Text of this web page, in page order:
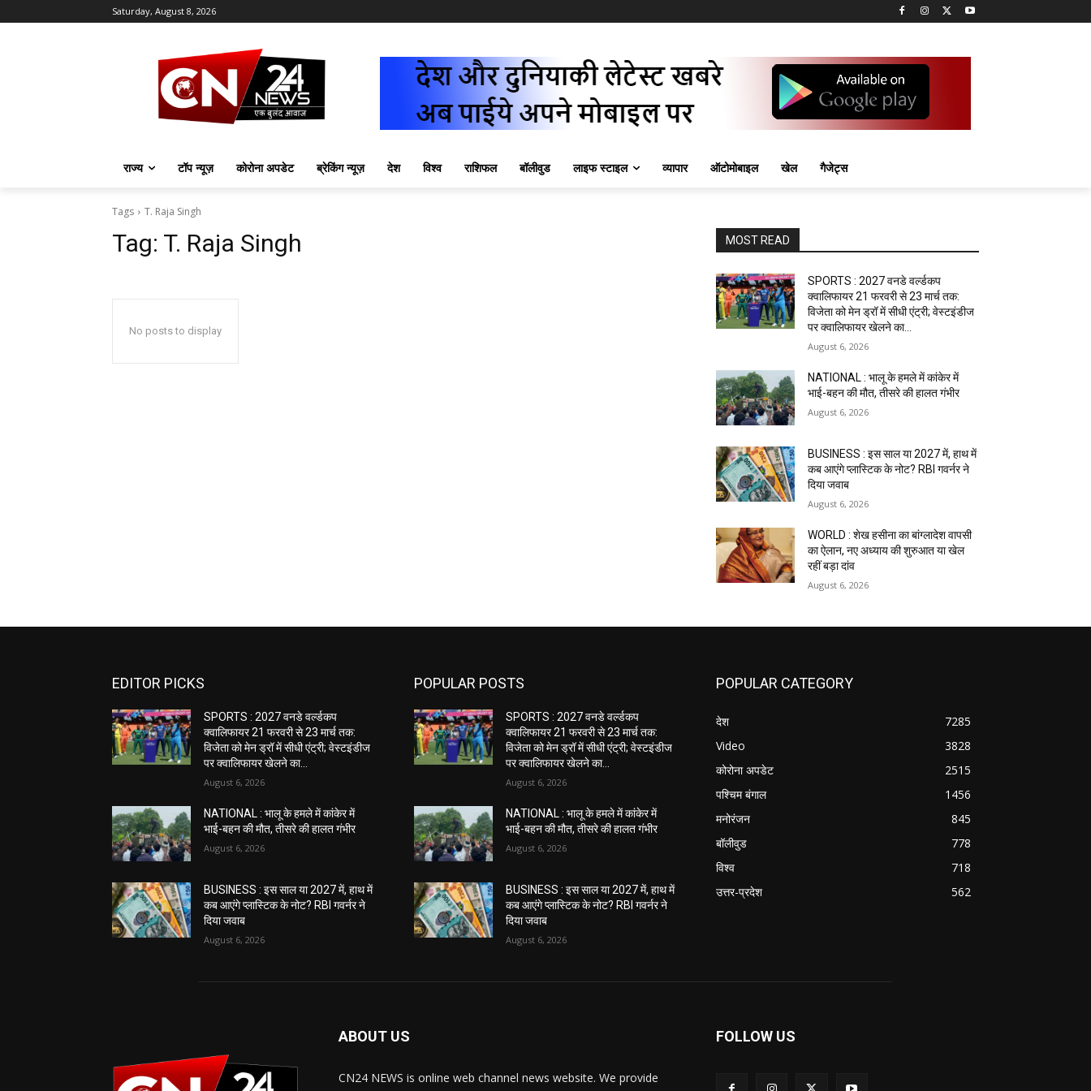
Saturday, August 8, 2026
राज्य टॉप न्यूज़ कोरोना अपडेट ब्रेकिंग न्यूज़ देश विश्व राशिफल बॉलीवुड लाइफ स्टाइल व्यापार ऑटोमोबाइल खेल गैजेट्स
Tags T. Raja Singh
Tag: T. Raja Singh
No posts to display
MOST READ
SPORTS : 2027 वनडे वर्ल्डकप
क्वालिफायर 21 फरवरी से 23 मार्च तक:
विजेता को मेन ड्रॉ में सीधी एंट्री; वेस्टइंडीज
पर क्वालिफायर खेलने का...
August 6, 2026
NATIONAL : भालू के हमले में कांकेर में
भाई-बहन की मौत, तीसरे की हालत गंभीर
August 6, 2026
BUSINESS : इस साल या 2027 में, हाथ में
कब आएंगे प्लास्टिक के नोट? RBI गवर्नर ने
दिया जवाब
August 6, 2026
WORLD : शेख हसीना का बांग्लादेश वापसी
का ऐलान, नए अध्याय की शुरुआत या खेल
रहीं बड़ा दांव
August 6, 2026
EDITOR PICKS
SPORTS : 2027 वनडे वर्ल्डकप
क्वालिफायर 21 फरवरी से 23 मार्च तक:
विजेता को मेन ड्रॉ में सीधी एंट्री; वेस्टइंडीज
पर क्वालिफायर खेलने का...
August 6, 2026
NATIONAL : भालू के हमले में कांकेर में
भाई-बहन की मौत, तीसरे की हालत गंभीर
August 6, 2026
BUSINESS : इस साल या 2027 में, हाथ में
कब आएंगे प्लास्टिक के नोट? RBI गवर्नर ने
दिया जवाब
August 6, 2026
POPULAR POSTS
SPORTS : 2027 वनडे वर्ल्डकप
क्वालिफायर 21 फरवरी से 23 मार्च तक:
विजेता को मेन ड्रॉ में सीधी एंट्री; वेस्टइंडीज
पर क्वालिफायर खेलने का...
August 6, 2026
NATIONAL : भालू के हमले में कांकेर में
भाई-बहन की मौत, तीसरे की हालत गंभीर
August 6, 2026
BUSINESS : इस साल या 2027 में, हाथ में
कब आएंगे प्लास्टिक के नोट? RBI गवर्नर ने
दिया जवाब
August 6, 2026
POPULAR CATEGORY
देश
7285
Video
3828
कोरोना अपडेट
2515
पश्चिम बंगाल
1456
मनोरंजन
845
बॉलीवुड
778
विश्व
718
उत्तर-प्रदेश
562
ABOUT US
CN24 NEWS is online web channel news website. We provide
FOLLOW US